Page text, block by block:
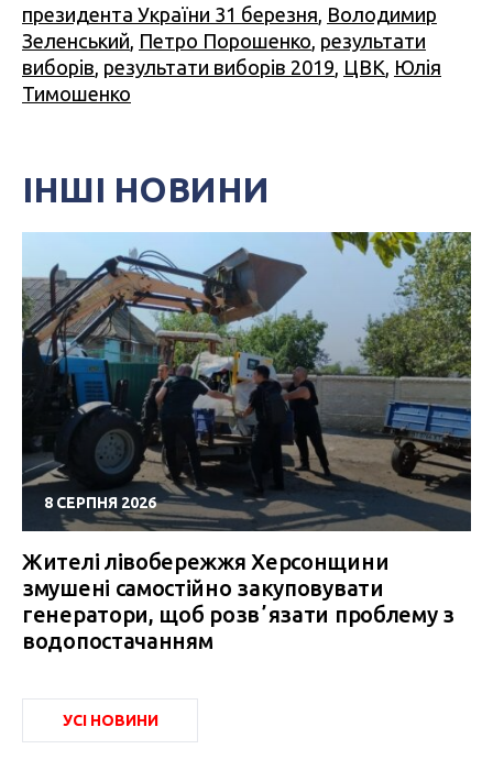
президента України 31 березня Володимир
Зеленський Петро Порошенко результати
виборів результати виборів 2019 ЦВК Юлія
Тимошенко
ІНШІ НОВИНИ
8 СЕРПНЯ 2026
Жителі лівобережжя Херсонщини
змушені самостійно закуповувати
генератори, щоб розвʼязати проблему з
водопостачанням
УСІ НОВИНИ